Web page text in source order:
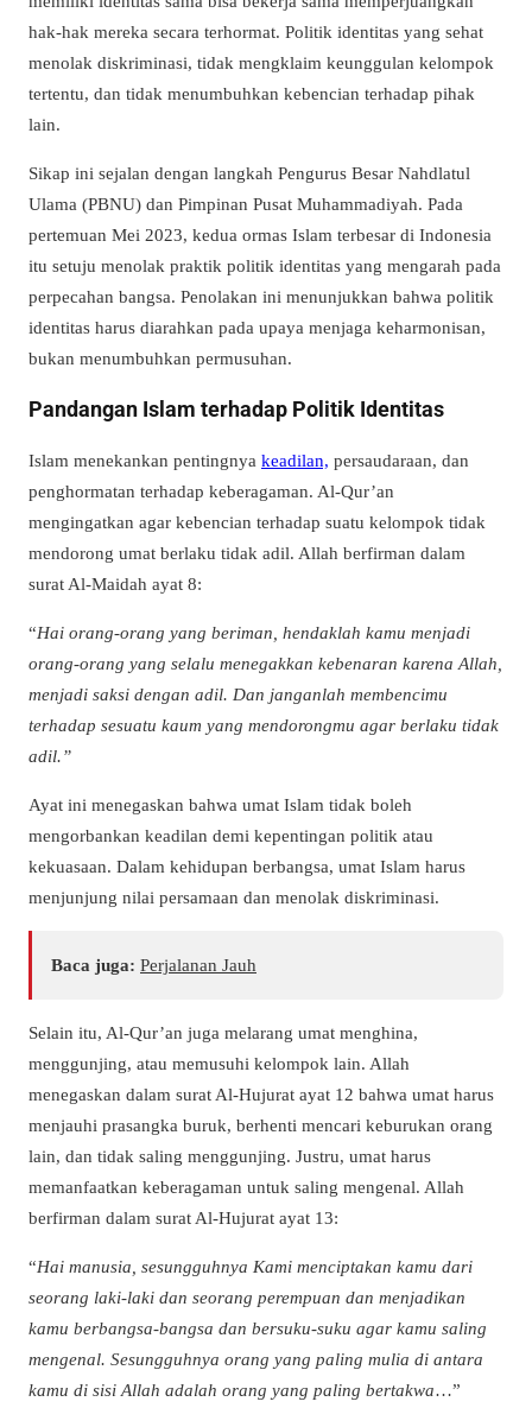
hak-hak mereka secara terhormat. Politik identitas yang sehat
menolak diskriminasi, tidak mengklaim keunggulan kelompok
tertentu, dan tidak menumbuhkan kebencian terhadap pihak
lain.
Sikap ini sejalan dengan langkah Pengurus Besar Nahdlatul
Ulama (PBNU) dan Pimpinan Pusat Muhammadiyah. Pada
pertemuan Mei 2023, kedua ormas Islam terbesar di Indonesia
itu setuju menolak praktik politik identitas yang mengarah pada
perpecahan bangsa. Penolakan ini menunjukkan bahwa politik
identitas harus diarahkan pada upaya menjaga keharmonisan,
bukan menumbuhkan permusuhan.
Pandangan Islam terhadap Politik Identitas
Islam menekankan pentingnya keadilan, persaudaraan, dan
penghormatan terhadap keberagaman. Al-Qur’an
mengingatkan agar kebencian terhadap suatu kelompok tidak
mendorong umat berlaku tidak adil. Allah berfirman dalam
surat Al-Maidah ayat 8:
“Hai orang-orang yang beriman, hendaklah kamu menjadi
orang-orang yang selalu menegakkan kebenaran karena Allah,
menjadi saksi dengan adil. Dan janganlah membencimu
terhadap sesuatu kaum yang mendorongmu agar berlaku tidak
adil.”
Ayat ini menegaskan bahwa umat Islam tidak boleh
mengorbankan keadilan demi kepentingan politik atau
kekuasaan. Dalam kehidupan berbangsa, umat Islam harus
menjunjung nilai persamaan dan menolak diskriminasi.
Baca juga: Perjalanan Jauh
Selain itu, Al-Qur’an juga melarang umat menghina,
menggunjing, atau memusuhi kelompok lain. Allah
menegaskan dalam surat Al-Hujurat ayat 12 bahwa umat harus
menjauhi prasangka buruk, berhenti mencari keburukan orang
lain, dan tidak saling menggunjing. Justru, umat harus
memanfaatkan keberagaman untuk saling mengenal. Allah
berfirman dalam surat Al-Hujurat ayat 13:
“Hai manusia, sesungguhnya Kami menciptakan kamu dari
seorang laki-laki dan seorang perempuan dan menjadikan
kamu berbangsa-bangsa dan bersuku-suku agar kamu saling
mengenal. Sesungguhnya orang yang paling mulia di antara
kamu di sisi Allah adalah orang yang paling bertakwa…”